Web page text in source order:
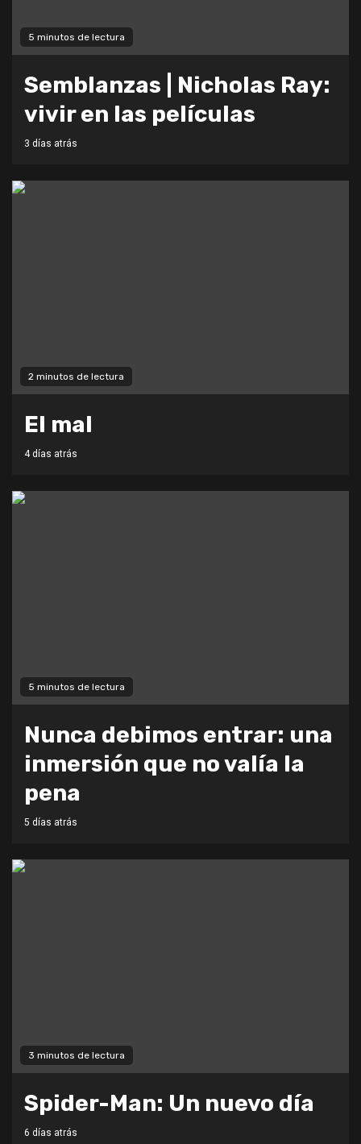
5 minutos de lectura
Semblanzas | Nicholas Ray:
vivir en las películas
3 días atrás
2 minutos de lectura
El mal
4 días atrás
5 minutos de lectura
Nunca debimos entrar: una
inmersión que no valía la
pena
5 días atrás
3 minutos de lectura
Spider-Man: Un nuevo día
6 días atrás